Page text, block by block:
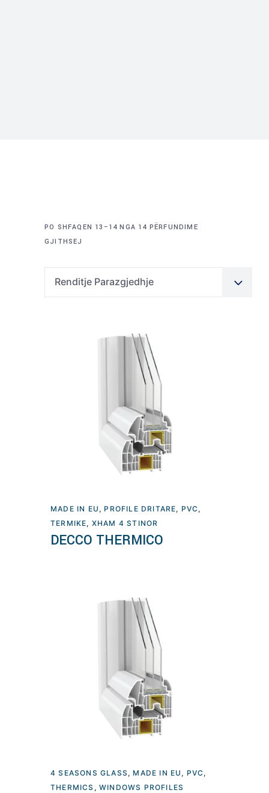
PO SHFAQEN 13–14 NGA 14 PËRFUNDIME
GJITHSEJ
Renditje Parazgjedhje
Lexoni më tepër
MADE IN EU , PROFILE DRITARE, PVC ,
TERMIKE, XHAM 4 STINOR
DECCO THERMICO
Lexoni më tepër
4 SEASONS GLASS , MADE IN EU , PVC ,
THERMICS ,WINDOWS PROFILES